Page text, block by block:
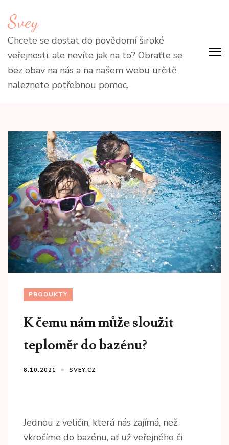
na
obsah
(stiskněte
Enter)
Svey
Chcete se dostat do povědomí široké
veřejnosti, ale nevíte jak na to? Obraťte se
bez obav na nás a na našem webu určitě
naleznete potřebnou pomoc.
PRODUKTY
K čemu nám může sloužit
teploměr do bazénu?
8.10.2021 SVEY.CZ
Jednou z veličin, která nás zajímá, než
vkročíme do bazénu, ať už veřejného či